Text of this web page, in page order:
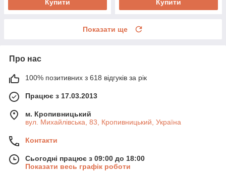
Купити Купити
Показати ще
Про нас
100% позитивних з 618 відгуків за рік
Працює з 17.03.2013
м. Кропивницький
вул. Михайлівська, 83, Кропивницький, Україна
Контакти
Сьогодні працює з 09:00 до 18:00
Показати весь графік роботи